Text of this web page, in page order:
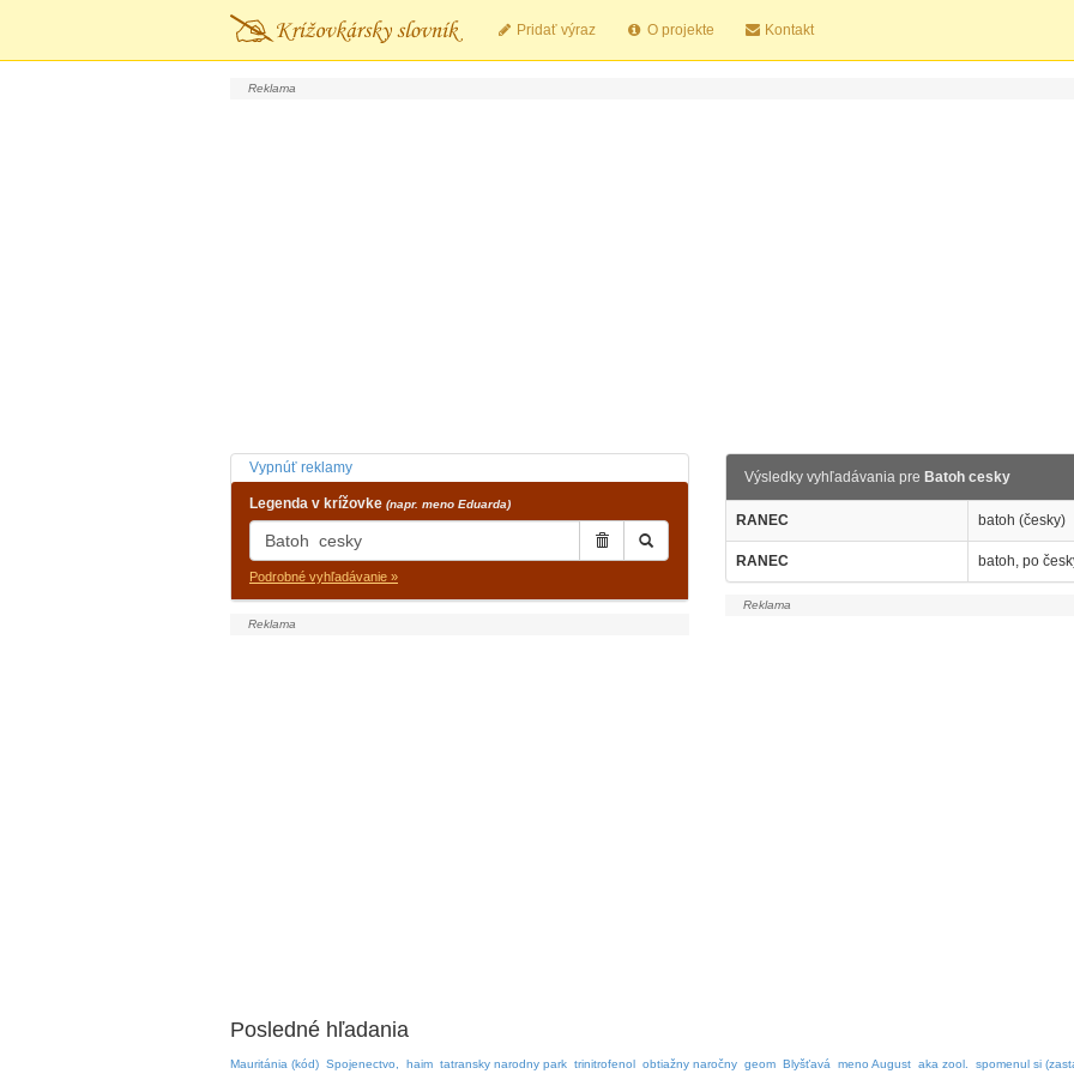
Pridať výraz O projekte Kontakt
Vypnúť reklamy
Legenda v krížovke (napr. meno Eduarda)
Podrobné vyhľadávanie »
Výsledky vyhľadávania pre Batoh cesky
RANEC batoh (česky)
RANEC batoh, po
Posledné hľadania
Mauritánia (kód) Spojenectvo, haim tatransky narodny park trinitrofenol obtiažny naročny geom Blyšťavá meno August aka zool. spomenul si